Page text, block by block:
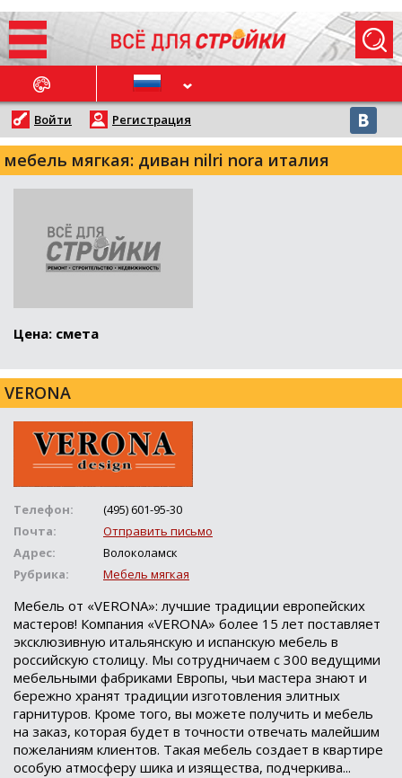
НОВОСТИ
Войти Регистрация
мебель мягкая: диван nilri nora италия
Цена: смета
VERONA
Телефон:
(495) 601-95-30
Почта:
Отправить письмо
Адрес:
Волоколамск
Рубрика:
Мебель мягкая
Мебель от «VERONA»: лучшие традиции европейских
мастеров! Компания «VERONA» более 15 лет поставляет
эксклюзивную итальянскую и испанскую мебель в
российскую столицу. Мы сотрудничаем с 300 ведущими
мебельными фабриками Европы, чьи мастера знают и
бережно хранят традиции изготовления элитных
гарнитуров. Кроме того, вы можете получить и мебель
на заказ, которая будет в точности отвечать малейшим
пожеланиям клиентов. Такая мебель создает в квартире
особую атмосферу шика и изящества, подчеркива...